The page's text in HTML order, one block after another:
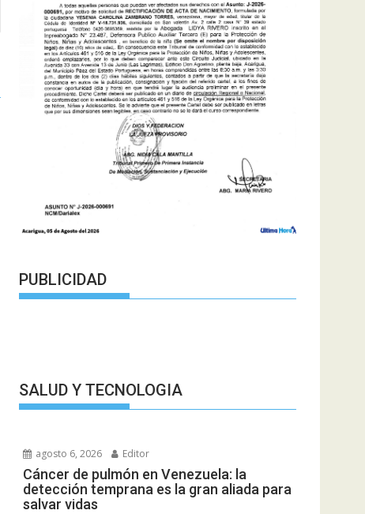
PUBLICIDAD
SALUD Y TECNOLOGIA
agosto 6, 2026 Editor
Cáncer de pulmón en Venezuela: la
detección temprana es la gran aliada para
salvar vidas